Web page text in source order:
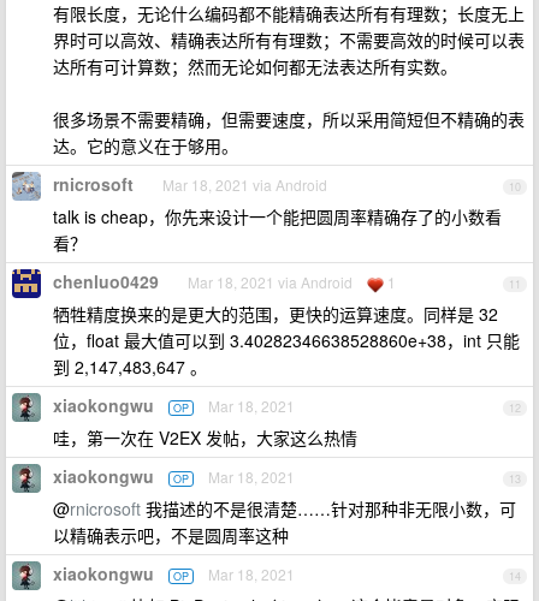
有限长度，无论什么编码都不能精确表达所有有理数；长度无上
界时可以高效、精确表达所有有理数；不需要高效的时候可以表
达所有可计算数；然而无论如何都无法表达所有实数。
很多场景不需要精确，但需要速度，所以采用简短但不精确的表
达。它的意义在于够用。
10
rnicrosoft Mar 18, 2021 via Android
talk is cheap，你先来设计一个能把圆周率精确存了的小数看
看？
11
chenluo0429 Mar 18, 2021 via Android 1
牺牲精度换来的是更大的范围，更快的运算速度。同样是 32
位，float 最大值可以到 3.40282346638528860e+38，int 只能
到 2,147,483,647 。
12
xiaokongwu OP Mar 18, 2021
哇，第一次在 V2EX 发帖，大家这么热情
13
xiaokongwu OP Mar 18, 2021
@rnicrosoft 我描述的不是很清楚……针对那种非无限小数，可
以精确表示吧，不是圆周率这种
14
xiaokongwu OP Mar 18, 2021